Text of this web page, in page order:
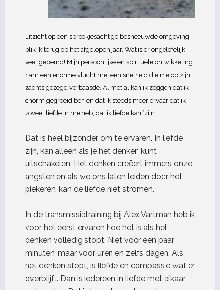
uitzicht op een sprookjesachtige besneeuwde omgeving
blik ik terug op het afgelopen jaar. Wat is er ongelofelijk
veel gebeurd! Mijn persoonlijke en spirituele ontwikkeling
nam een enorme vlucht met een snelheid die me op zijn
zachts gezegd verbaasde. Al met al kan ik zeggen dat ik
enorm gegroeid ben en dat ik steeds meer ervaar dat ik
zoveel liefde in me heb, dat ik liefde kan ‘zijn’.
Dat is heel bijzonder om te ervaren. In liefde
zijn, kan alleen als je het denken kunt
uitschakelen. Het denken creëert immers onze
angsten en als we ons laten leiden door het
piekeren, kan de liefde niet stromen.
In de transmissietraining bij Alex Vartman heb ik
voor het eerst ervaren hoe het is als het
denken volledig stopt. Niet voor een paar
minuten, maar voor uren en zelfs dagen. Als
het denken stopt, is liefde en compassie wat er
overblijft. Dan is iedereen in liefde met elkaar